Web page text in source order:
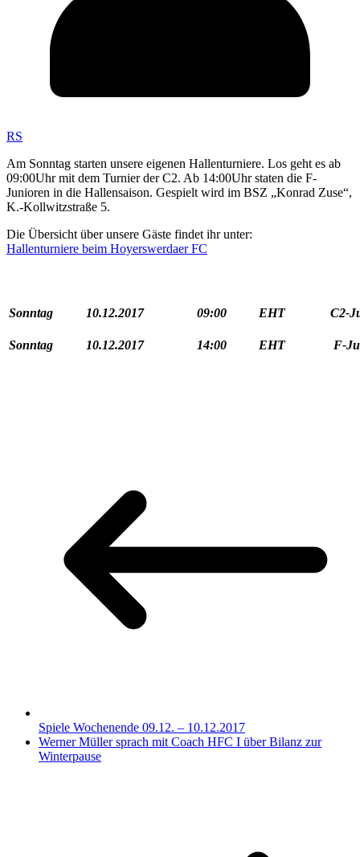
RS
Am Sonntag starten unsere eigenen Hallenturniere. Los geht es ab
09:00Uhr mit dem Turnier der C2. Ab 14:00Uhr staten die F-
Junioren in die Hallensaison. Gespielt wird im BSZ „Konrad Zuse“,
K.-Kollwitzstraße 5.
Die Übersicht über unsere Gäste findet ihr unter:
Hallenturniere beim Hoyerswerdaer FC
Sonntag 10.12.2017 09:00 EHT C2-
Sonntag 10.12.2017 14:00 EHT F-
Spiele Wochenende 09.12. – 10.12.2017
Werner Müller sprach mit Coach HFC I über Bilanz zur
Winterpause